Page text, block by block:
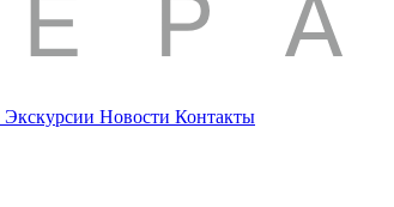
Экскурсии Новости Контакты